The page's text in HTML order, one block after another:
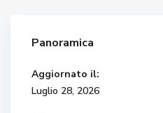
Panoramica
Aggiornato il:
Luglio 28, 2026